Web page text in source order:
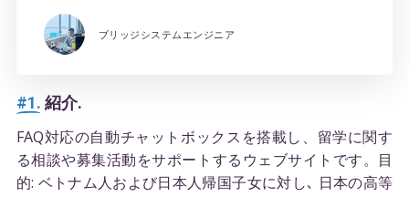
#1. 紹介.
FAQ対応の自動チャットボックスを搭載し、留学に関す
る相談や募集活動をサポートするウェブサイトです。目
的: ベトナム人および日本人帰国子女に対し､ 日本の高等
ブリッジシステムエンジニア